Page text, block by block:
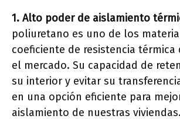
1. Alto poder de aislamiento
poliuretano es uno de los
coeficiente de resistencia térmica
el mercado. Su capacidad de
su interior y evitar su
en una opción eficiente para
aislamiento de nuestras viviendas.